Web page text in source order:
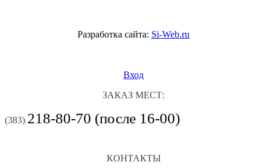
Разработка сайта: Si-Web.ru
Вход
ЗАКАЗ МЕСТ:
(383) 218-80-70 (после 16-00)
КОНТАКТЫ